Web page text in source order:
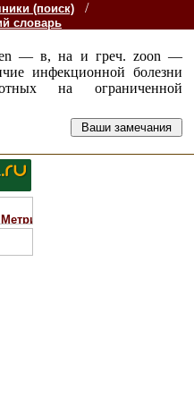
(поиск) /
словарь
en — в, на и греч. zoon —
инфекционной болезни
на ограниченной